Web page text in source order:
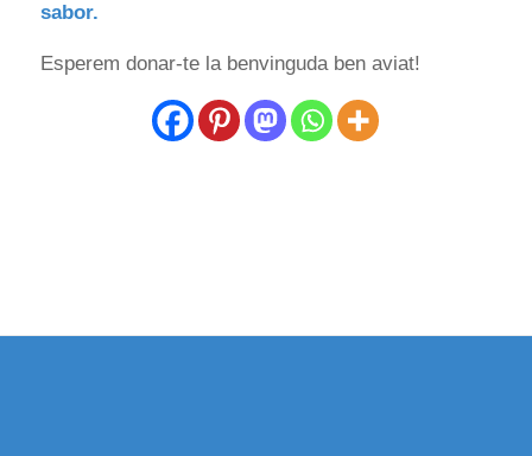
sabor.
Esperem donar-te la benvinguda ben aviat!